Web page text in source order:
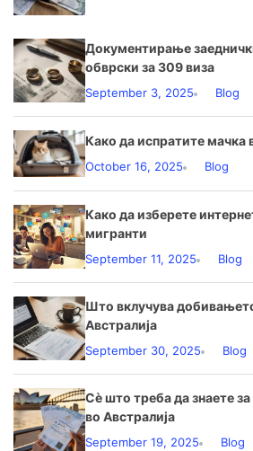
Документирање
обврски за 309 виза
September 3, 2025 Blog
Како да испратите мачка
October 16, 2025 Blog
Како да изберете
мигранти
September 11, 2025 Blog
Што вклучува
Австралија
September 30, 2025 Blog
Сè што треба да знаете
во Австралија
September 19, 2025 Blog